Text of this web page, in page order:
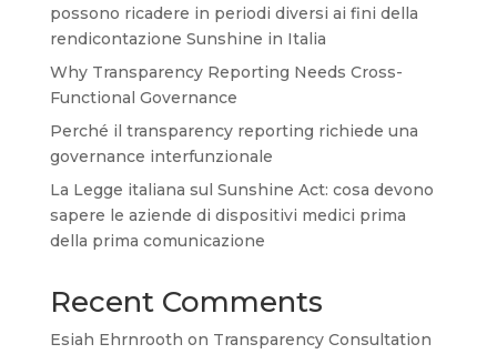
possono ricadere in periodi diversi ai fini della
rendicontazione Sunshine in Italia
Why Transparency Reporting Needs Cross-
Functional Governance
Perché il transparency reporting richiede una
governance interfunzionale
La Legge italiana sul Sunshine Act: cosa devono
sapere le aziende di dispositivi medici prima
della prima comunicazione
Recent Comments
Esiah Ehrnrooth on Transparency Consultation